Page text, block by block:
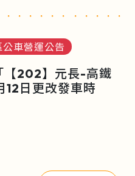
公車營運公告
【202】元長-高鐵
12日更改發車時